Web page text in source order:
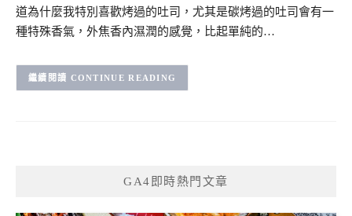
道為什麼我特別喜歡烤過的吐司，尤其是碳烤過的吐司會有一
種特殊香氣，外焦香內濕潤的感覺，比起單純的…
CONTINUE READING
GA4即時熱門文章